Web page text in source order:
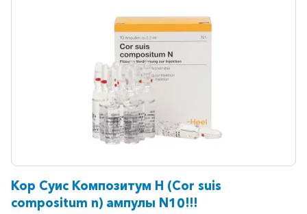
Кор Суис Композитум Н (Cor suis
compositum n) ампулы N10!!!